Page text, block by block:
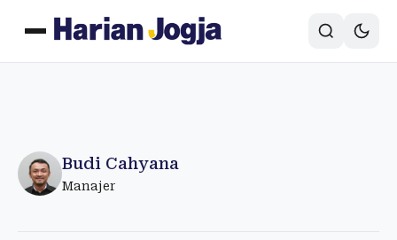
Budi Cahyana
Manajer